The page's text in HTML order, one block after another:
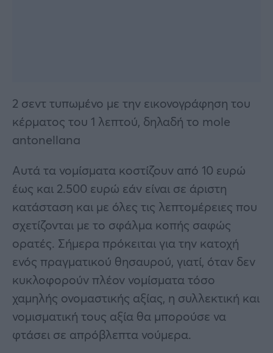
2 σεντ τυπωμένο με την εικονογράφηση του
κέρματος του 1 λεπτού, δηλαδή το mole
antonellana
Αυτά τα νομίσματα κοστίζουν από 10 ευρώ
έως και 2.500 ευρώ εάν είναι σε άριστη
κατάσταση και με όλες τις λεπτομέρειες που
σχετίζονται με το σφάλμα κοπής σαφώς
ορατές. Σήμερα πρόκειται για την κατοχή
ενός πραγματικού θησαυρού, γιατί, όταν δεν
κυκλοφορούν πλέον νομίσματα τόσο
χαμηλής ονομαστικής αξίας, η συλλεκτική και
νομισματική τους αξία θα μπορούσε να
φτάσει σε απρόβλεπτα νούμερα.